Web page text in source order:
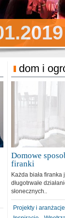
dom i
Domowe
firanki
Każda biała
długotrwałe
słonecznych..
Projekty i aranżacje